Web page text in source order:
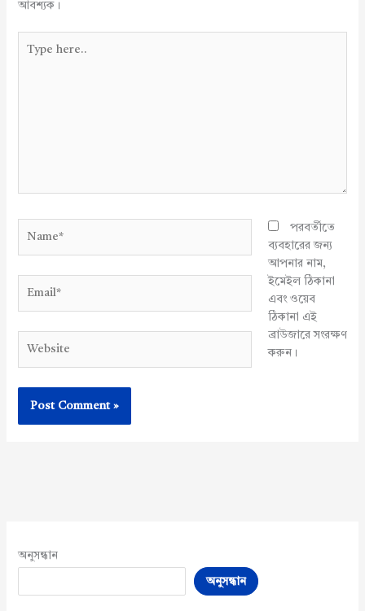
আবশ্যক।
here..
পরবর্তীতে
ব্যবহারের জন্য
আপনার নাম,
ইমেইল ঠিকানা
এবং ওয়েব
ঠিকানা এই
ব্রাউজারে সংরক্ষণ
করুন।
অনুসন্ধান
অনুসন্ধান